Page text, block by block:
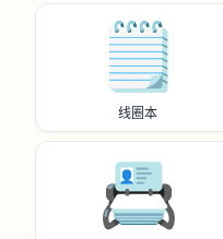
🗒️
线圈本
📇